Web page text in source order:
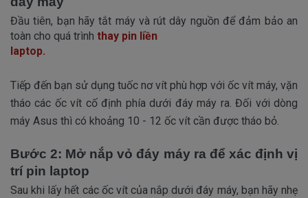
Đầu tiên, bạn hãy tắt máy và rút dây nguồn để đảm bảo an
toàn cho quá trình thay pin liền
laptop.
Tiếp đến bạn sử dụng tuốc nơ vít phù hợp với ốc vít máy, vặn
tháo các ốc vít cố định phía dưới đáy máy ra. Đối với dòng
máy Asus thì có khoảng 10 - 12 ốc vít cần được tháo bỏ.
Bước 2: Mở nắp vỏ đáy máy ra để xác định vị
trí pin laptop
Sau khi lấy hết các ốc vít của nắp dưới đáy máy, bạn hãy nhẹ